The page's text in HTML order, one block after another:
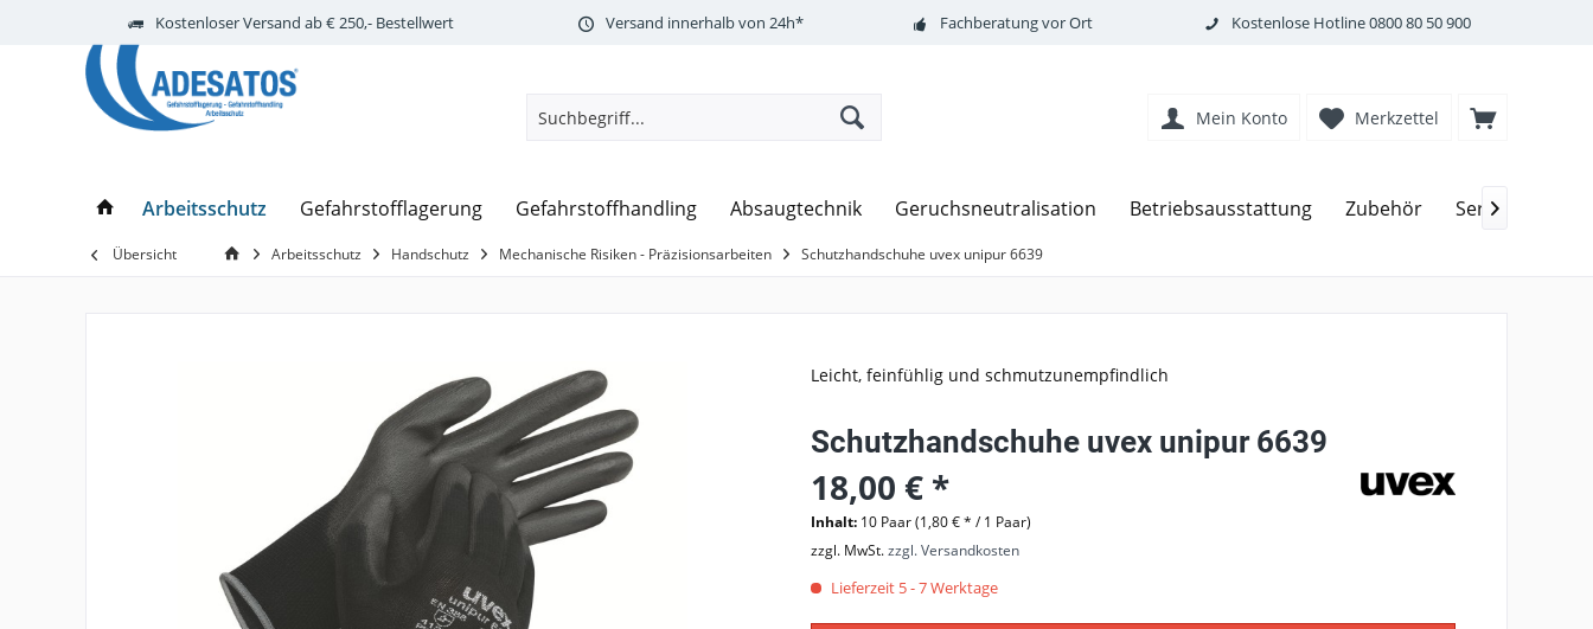
Kostenloser Versand ab € 250,- Bestellwert Versand innerhalb von 24h* Fachberatung vor Ort Kostenlose Hotline0800 80 50 900
Merkzettel
Mein Konto
Arbeitsschutz Gefahrstofflagerung Gefahrstoffhandling Absaugtechnik Geruchsneutralisation Betriebsausstattung Zubehör Service

Übersicht Arbeitsschutz Handschutz Mechanische Risiken - Präzisionsarbeiten Schutzhandschuhe uvex unipur 6639
Leicht, feinfühlig und schmutzunempfindlich
Schutzhandschuhe uvex unipur 6639
18,00 € *
Inhalt: 10 Paar (1,80 € * / 1 Paar)
zzgl. MwSt.zzgl. Versandkosten
Lieferzeit 5 - 7 Werktage